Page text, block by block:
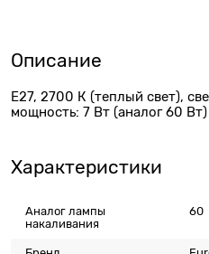
Описание
Е27, 2700 К (теплый свет),
мощность: 7 Вт (аналог 60 Вт)
Характеристики
Аналог лампы
накаливания
60